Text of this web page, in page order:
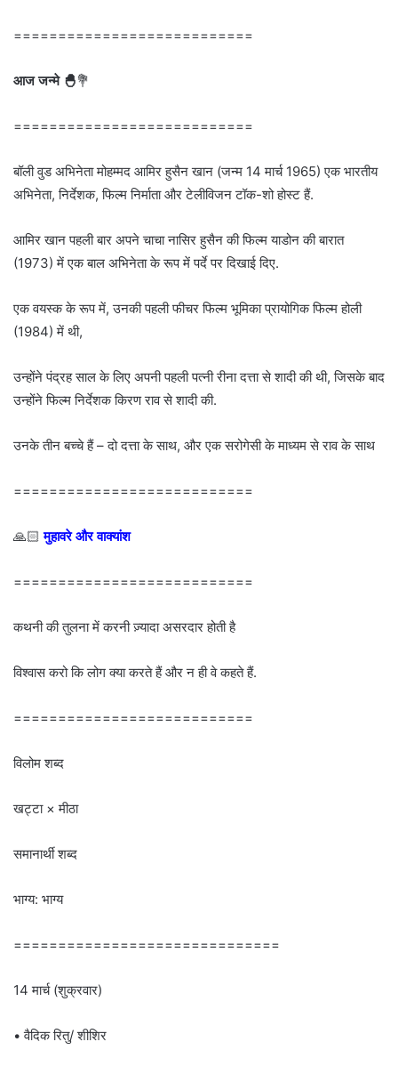
===========================
आज जन्मे 🐣💐
===========================
बॉली वुड अभिनेता मोहम्मद आमिर हुसैन खान (जन्म 14 मार्च 1965) एक भारतीय
अभिनेता, निर्देशक, फिल्म निर्माता और टेलीविजन टॉक-शो होस्ट हैं.
आमिर खान पहली बार अपने चाचा नासिर हुसैन की फिल्म याडोन की बारात
(1973) में एक बाल अभिनेता के रूप में पर्दे पर दिखाई दिए.
एक वयस्क के रूप में, उनकी पहली फीचर फिल्म भूमिका प्रायोगिक फिल्म होली
(1984) में थी,
उन्होंने पंद्रह साल के लिए अपनी पहली पत्नी रीना दत्ता से शादी की थी, जिसके बाद
उन्होंने फिल्म निर्देशक किरण राव से शादी की.
उनके तीन बच्चे हैं – दो दत्ता के साथ, और एक सरोगेसी के माध्यम से राव के साथ
===========================
🙏🏻मुहावरे और वाक्यांश
===========================
कथनी की तुलना में करनी ज़्यादा असरदार होती है
विश्वास करो कि लोग क्या करते हैं और न ही वे कहते हैं.
===========================
विलोम शब्द
खट्टा × मीठा
समानार्थी शब्द
भाग्य: भाग्य
==============================
14 मार्च (शुक्रवार)
• वैदिक रितु/ शीशिर